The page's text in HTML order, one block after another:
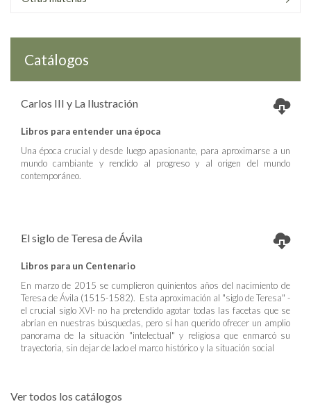
Catálogos
Carlos III y La Ilustración
Libros para entender una época
Una época crucial y desde luego apasionante, para aproximarse a un
mundo cambiante y rendido al progreso y al origen del mundo
contemporáneo.
El siglo de Teresa de Ávila
Libros para un Centenario
En marzo de 2015 se cumplieron quinientos años del nacimiento de
Teresa de Ávila (1515-1582). Esta aproximación al "siglo de Teresa" -
el crucial siglo XVI- no ha pretendido agotar todas las facetas que se
abrían en nuestras búsquedas, pero sí han querido ofrecer un amplio
panorama de la situación "intelectual" y religiosa que enmarcó su
trayectoria, sin dejar de lado el marco histórico y la situación social
Ver todos los catálogos